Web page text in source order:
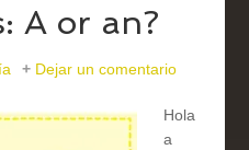
A or an?
Dejar un comentario
Hola
a